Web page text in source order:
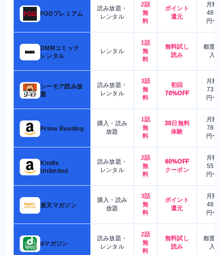
FODプレミアム
読み放題・
レンタル
2話
無
料
ポイント
還元
月額
480
円〜
DMMコミック
レンタル
レンタル
1話
無
料
無料試し
読み
都度
入
シーモア読み放
題
読み放題・
レンタル
3話
無
料
初回
70%OFF
月額
730
円〜
Prime Reading
購入・読み
放題
1話
無
料
30日無料
体験
月額
780
円〜
Kindle
Unlimited
読み放題・
レンタル
2話
無
料
60%OFF
クーポン
月額
550
円〜
楽天マガジン
購入・読み
放題
3話
無
料
ポイント
還元
月額
480
円〜
dマガジン
読み放題・
レンタル
2話
無
料
無料試し
読み
都度
入